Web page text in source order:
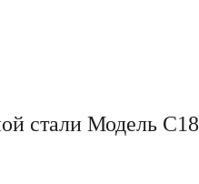
стали Модель С18